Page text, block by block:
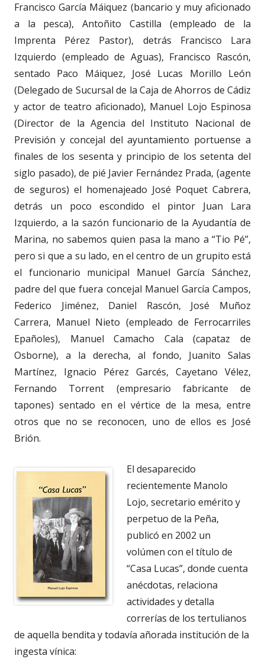
Francisco García Máiquez (bancario y muy aficionado
a la pesca), Antoñito Castilla (empleado de la
Imprenta Pérez Pastor), detrás Francisco Lara
Izquierdo (empleado de Aguas), Francisco Rascón,
sentado Paco Máiquez, José Lucas Morillo León
(Delegado de Sucursal de la Caja de Ahorros de Cádiz
y actor de teatro aficionado), Manuel Lojo Espinosa
(Director de la Agencia del Instituto Nacional de
Previsión y concejal del ayuntamiento portuense a
finales de los sesenta y principio de los setenta del
siglo pasado), de pié Javier Fernández Prada, (agente
de seguros) el homenajeado José Poquet Cabrera,
detrás un poco escondido el pintor Juan Lara
Izquierdo, a la sazón funcionario de la Ayudantía de
Marina, no sabemos quien pasa la mano a “Tio Pé”,
pero si que a su lado, en el centro de un grupito está
el funcionario municipal Manuel García Sánchez,
padre del que fuera concejal Manuel García Campos,
Federico Jiménez, Daniel Rascón, José Muñoz
Carrera, Manuel Nieto (empleado de Ferrocarriles
Epañoles), Manuel Camacho Cala (capataz de
Osborne), a la derecha, al fondo, Juanito Salas
Martínez, Ignacio Pérez Garcés, Cayetano Vélez,
Fernando Torrent (empresario fabricante de
tapones) sentado en el vértice de la mesa, entre
otros que no se reconocen, uno de ellos es José
Brión.
El desaparecido
recientemente Manolo
Lojo, secretario emérito y
perpetuo de la Peña,
publicó en 2002 un
volúmen con el título de
“Casa Lucas”, donde cuenta
anécdotas, relaciona
actividades y detalla
correrías de los tertulianos
de aquella bendita y todavía añorada institución de la
ingesta vínica: